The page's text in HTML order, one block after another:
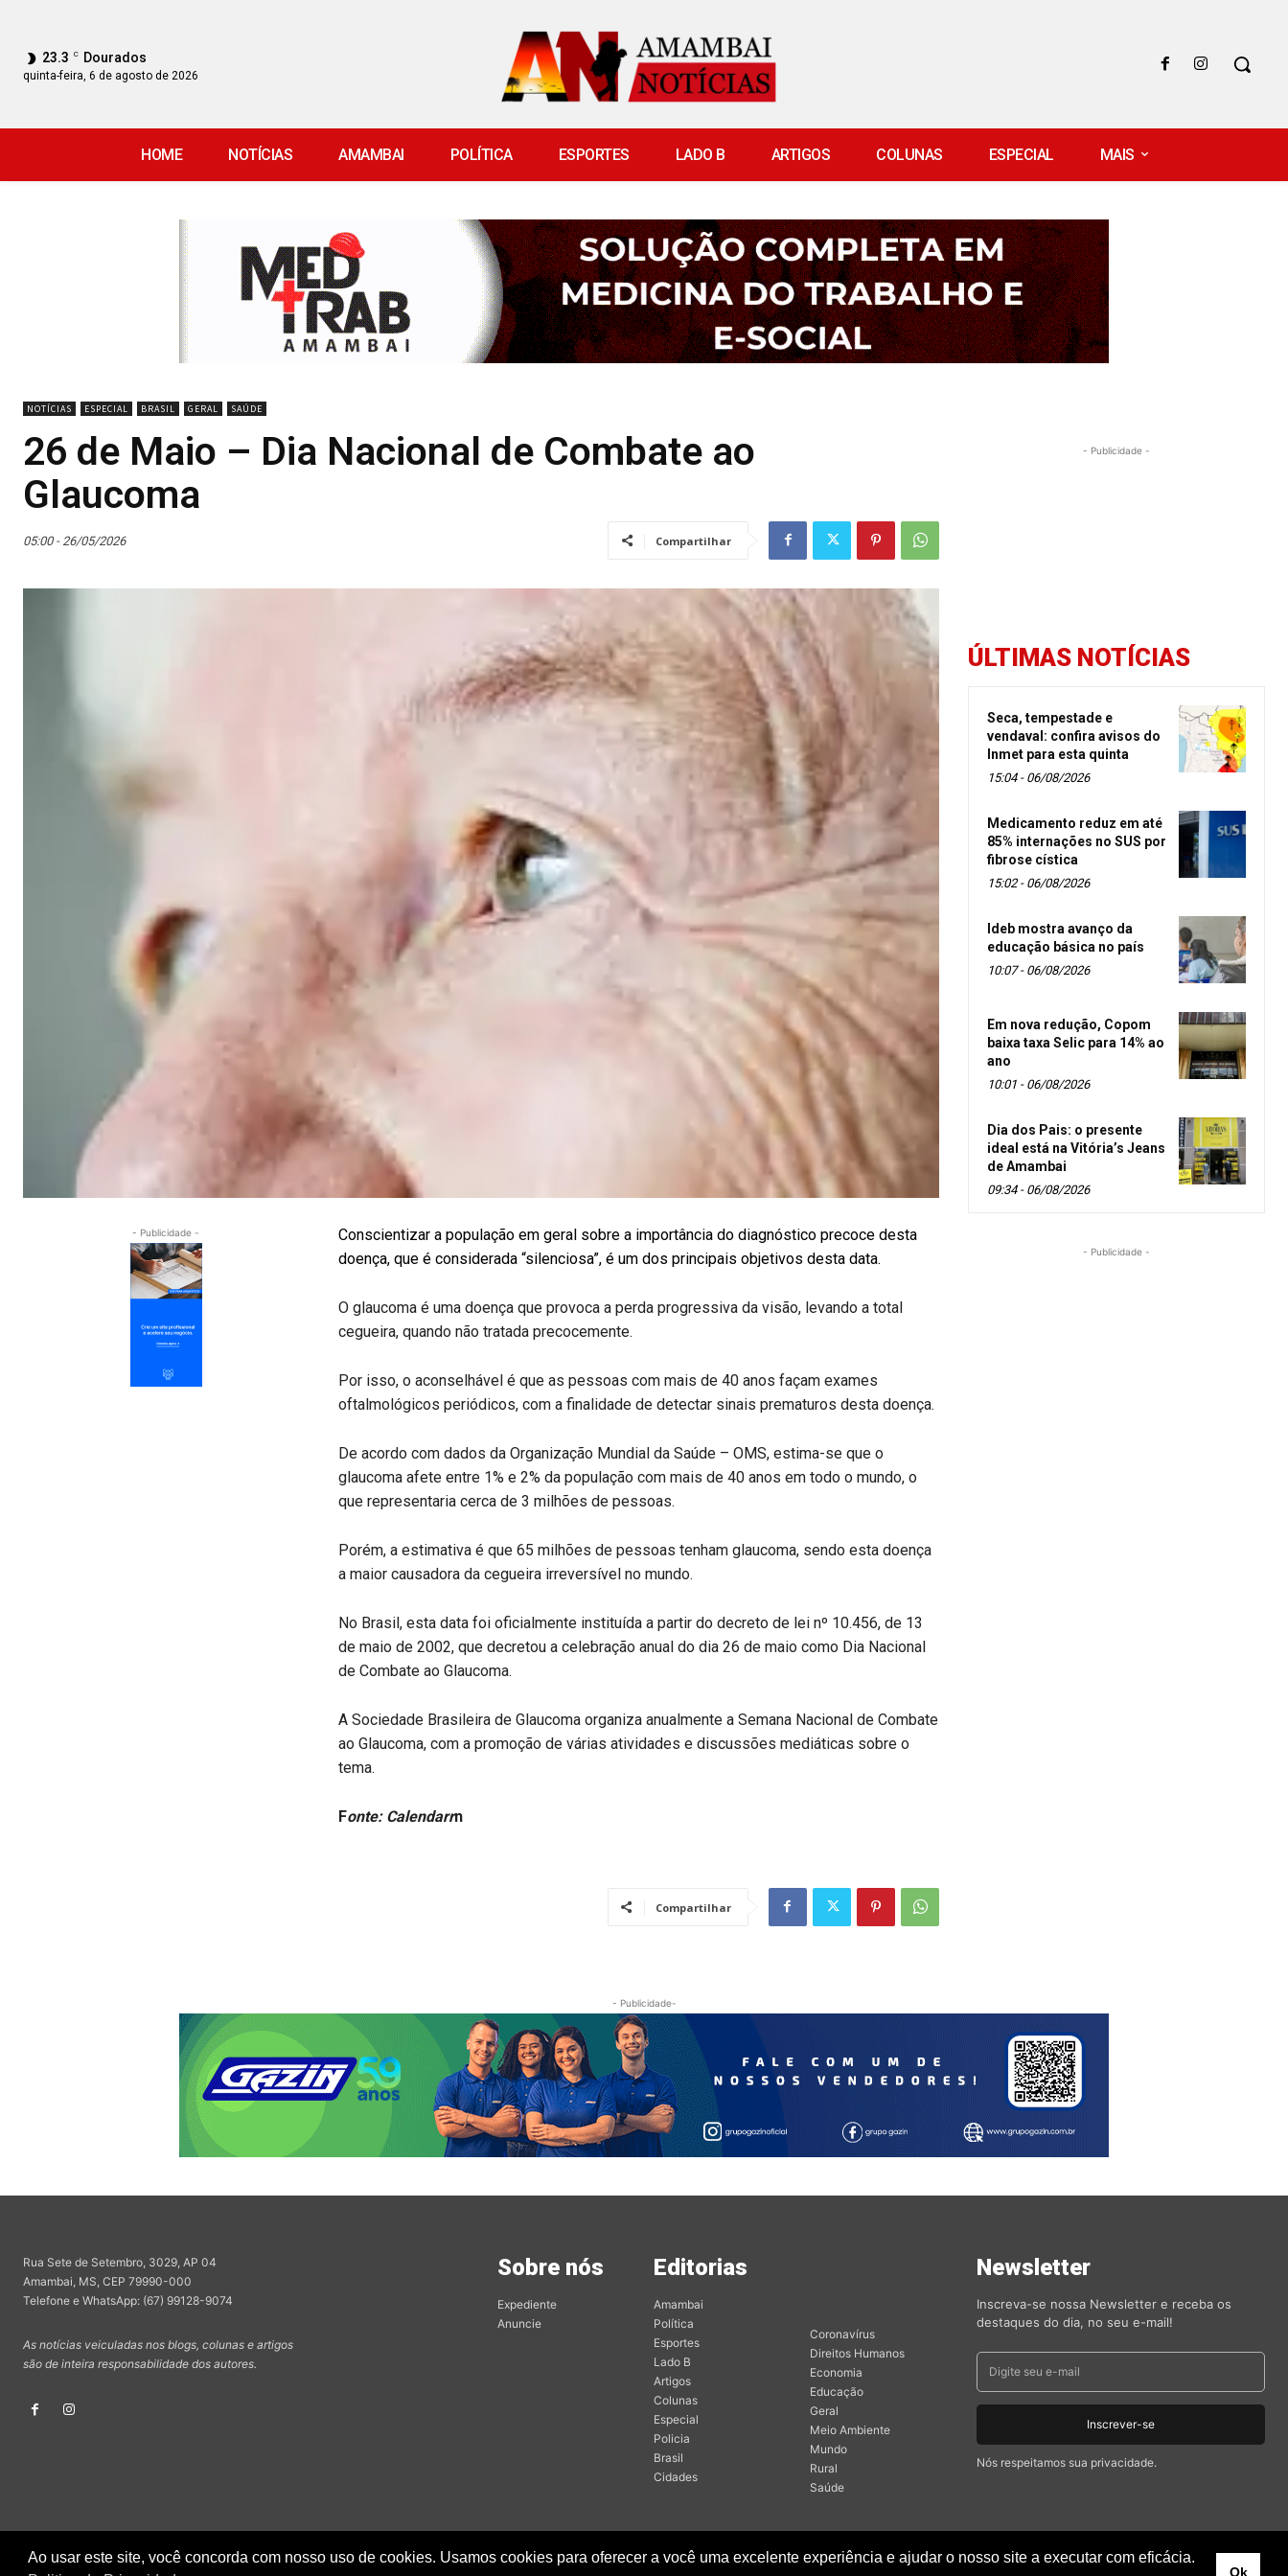
23.3 C Dourados
quinta-feira, 6 de agosto de 2026
HOME NOTÍCIAS AMAMBAI POLÍTICA ESPORTES LADO B ARTIGOS COLUNAS ESPECIAL MAIS
NOTÍCIAS ESPECIAL BRASIL GERAL SAÚDE
26 de Maio – Dia Nacional de Combate ao
Glaucoma
05:00 - 26/05/2026 Compartilhar
- Publicidade -
Conscientizar a população em geral sobre a importância do diagnóstico precoce desta
doença, que é considerada “silenciosa”, é um dos principais objetivos desta data.
O glaucoma é uma doença que provoca a perda progressiva da visão, levando a total
cegueira, quando não tratada precocemente.
Por isso, o aconselhável é que as pessoas com mais de 40 anos façam exames
oftalmológicos periódicos, com a finalidade de detectar sinais prematuros desta doença.
De acordo com dados da Organização Mundial da Saúde – OMS, estima-se que o
glaucoma afete entre 1% e 2% da população com mais de 40 anos em todo o mundo, o
que representaria cerca de 3 milhões de pessoas.
Porém, a estimativa é que 65 milhões de pessoas tenham glaucoma, sendo esta doença
a maior causadora da cegueira irreversível no mundo.
No Brasil, esta data foi oficialmente instituída a partir do decreto de lei nº 10.456, de 13
de maio de 2002, que decretou a celebração anual do dia 26 de maio como Dia Nacional
de Combate ao Glaucoma.
A Sociedade Brasileira de Glaucoma organiza anualmente a Semana Nacional de Combate
ao Glaucoma, com a promoção de várias atividades e discussões mediáticas sobre o
tema.
Fonte: Calendarrn
Compartilhar
- Publicidade -
ÚLTIMAS NOTÍCIAS
Seca, tempestade e
vendaval: confira avisos do
Inmet para esta quinta
15:04 - 06/08/2026
Medicamento reduz em até
85% internações no SUS por
fibrose cística
15:02 - 06/08/2026
Ideb mostra avanço da
educação básica no país
10:07 - 06/08/2026
Em nova redução, Copom
baixa taxa Selic para 14% ao
ano
10:01 - 06/08/2026
Dia dos Pais: o presente
ideal está na Vitória’s Jeans
de Amambai
09:34 - 06/08/2026
- Publicidade -
- Publicidade-
Rua Sete de Setembro, 3029, AP 04
Amambai, MS, CEP 79990-000
Telefone e WhatsApp: (67) 99128-9074
As notícias veiculadas nos blogs, colunas e artigos
são de inteira responsabilidade dos autores.
Sobre nós
Expediente
Anuncie
Editorias
Amambai
Política
Esportes
Lado B
Artigos
Colunas
Especial
Policia
Brasil
Cidades
Coronavírus
Direitos Humanos
Economia
Educação
Geral
Meio Ambiente
Mundo
Rural
Saúde
Newsletter
Inscreva-se nossa Newsletter e receba os
destaques do dia, no seu e-mail!
Inscrever-se
Nós respeitamos sua privacidade.
Ao usar este site, você concorda com nosso uso de cookies. Usamos cookies para oferecer a você uma excelente experiência e ajudar o nosso site a executar com eficácia.
Ok